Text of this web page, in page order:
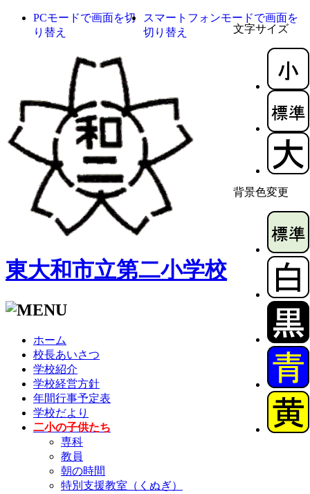
文字サイズ
背景色変更
PCモードで画面を切
り替え
スマートフォンモードで画面を
切り替え
東大和市立第二小学校
ホーム
校長あいさつ
学校紹介
学校経営方針
年間行事予定表
学校だより
二小の子供たち
専科
教員
朝の時間
特別支援教室（くぬぎ）